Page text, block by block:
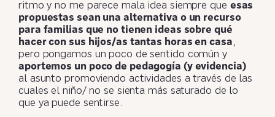
ritmo y no me parece mala idea siempre que esas
propuestas sean una alternativa o un recurso
para familias que no tienen ideas sobre qué
hacer con sus hijos/as tantas horas en casa,
pero pongamos un poco de sentido común y
aportemos un poco de pedagogía (y evidencia)
al asunto promoviendo actividades a través de las
cuales el niño/ no se sienta más saturado de lo
que ya puede sentirse.